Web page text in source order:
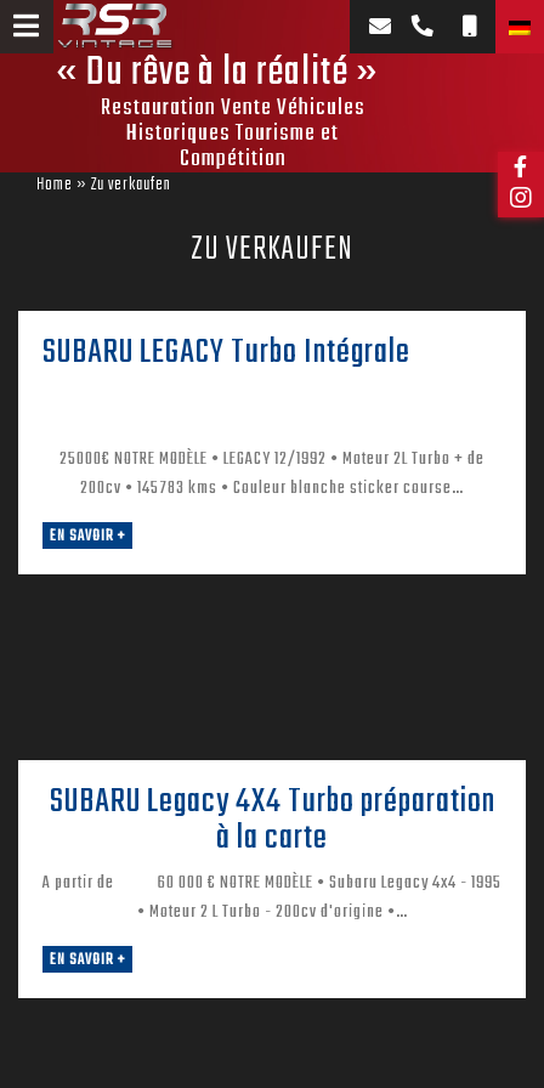
« Du rêve à la réalité »
Restauration Vente Véhicules
Historiques Tourisme et
Compétition
Zum
Inhalt
springen
Home » Zu verkaufen
ZU VERKAUFEN
SUBARU LEGACY Turbo Intégrale
25000€ NOTRE MODÈLE • LEGACY 12/1992 • Moteur 2L Turbo + de
200cv • 145783 kms • Couleur blanche sticker course…
EN SAVOIR +
SUBARU Legacy 4X4 Turbo préparation
à la carte
A partir de 60 000 € NOTRE MODÈLE • Subaru Legacy 4x4 - 1995
• Moteur 2 L Turbo - 200cv d'origine •…
EN SAVOIR +